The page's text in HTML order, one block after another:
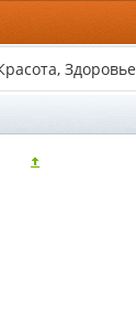
Здоровье